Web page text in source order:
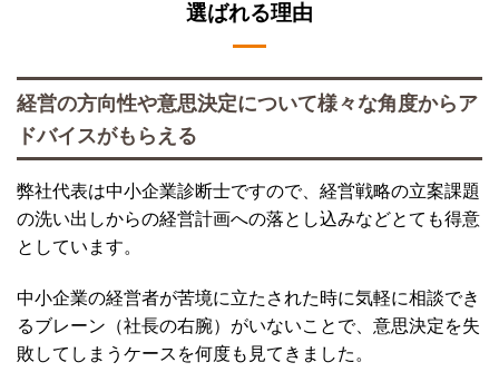
選ばれる理由
経営の方向性や意思決定について様々な角度からア
ドバイスがもらえる
弊社代表は中小企業診断士ですので、経営戦略の立案課題
の洗い出しからの経営計画への落とし込みなどとても得意
としています。
中小企業の経営者が苦境に立たされた時に気軽に相談でき
るブレーン（社長の右腕）がいないことで、意思決定を失
敗してしまうケースを何度も見てきました。